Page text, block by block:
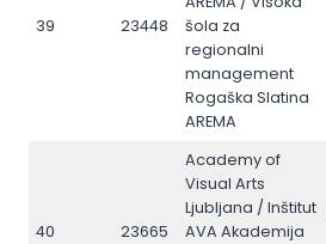
39 23448
šola za
regionalni
management
Rogaška Slatina
AREMA
40 23665
Academy of
Visual Arts
Ljubljana / Inštitut
AVA Akademija